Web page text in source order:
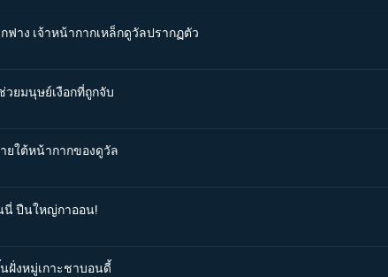
ฟาง เจ้าหน้ากากเหล็กดูวัลปรากฏตัว
วยมนุษย์เงือกที่ถูกจับ
ยใต้หน้ากากของดูวัล
นี่ ปืนใหญ่กาออน!
ฝั่งหมู่เกาะชาบอนดี้